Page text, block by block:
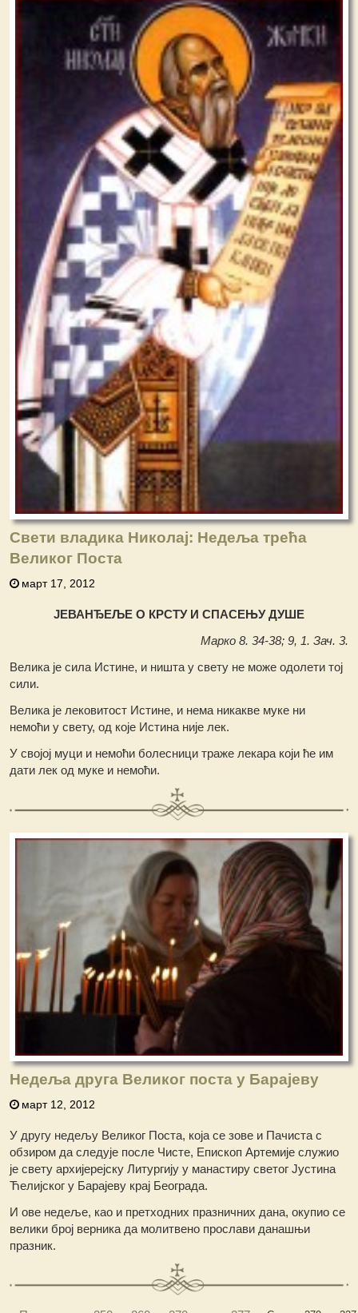
Свети владика Николај: Недеља трећа
Великог Поста
март 17, 2012
ЈЕВАНЂЕЉЕ О КРСТУ И СПАСЕЊУ ДУШЕ
Марко 8. 34-38; 9, 1. Зач. 3.
Велика је сила Истине, и ништа у свету не може одолети тој
сили.
Велика је лековитост Истине, и нема никакве муке ни
немоћи у свету, од које Истина није лек.
У својој муци и немоћи болесници траже лекара који ће им
дати лек од муке и немоћи.
Недеља друга Великог поста у Барајеву
март 12, 2012
У другу недељу Великог Поста, која се зове и Пачиста с
обзиром да следује после Чисте, Епископ Артемије служио
је свету архијерејску Литургију у манастиру светог Јустина
Ћелијског у Барајеву крај Београда.
И ове недеље, као и претходних празничних дана, окупио се
велики број верника да молитвено прослави данашњи
празник.